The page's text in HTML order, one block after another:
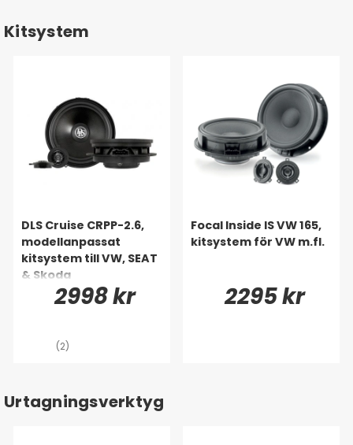
Kitsystem
DLS Cruise CRPP-2.6,
modellanpassat
kitsystem till VW, SEAT
& Skoda
2998 kr
(2)
Focal Inside IS VW 165,
kitsystem för VW m.fl.
2295 kr
Urtagningsverktyg